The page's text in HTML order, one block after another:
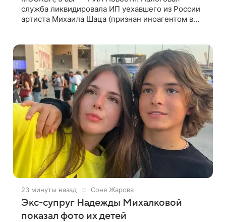
служба ликвидировала ИП уехавшего из России
артиста Михаила Шаца (признан иноагентом в
23 минуты назад Соня Жарова
Экс-супруг Надежды Михалковой
показал фото их детей